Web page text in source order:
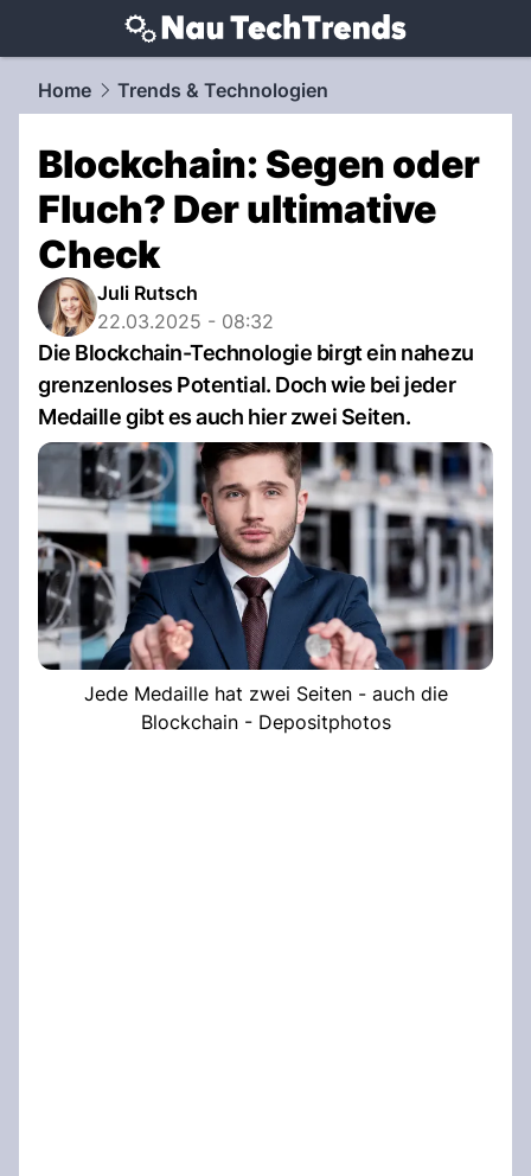
techtrends.NAU.ch
Home Trends & Technologien
Blockchain: Segen oder
Fluch? Der ultimative
Check
Juli Rutsch
22.03.2025 - 08:32
Die Blockchain-Technologie birgt ein nahezu
grenzenloses Potential. Doch wie bei jeder
Medaille gibt es auch hier zwei Seiten.
Jede Medaille hat zwei Seiten - auch die
Blockchain - Depositphotos